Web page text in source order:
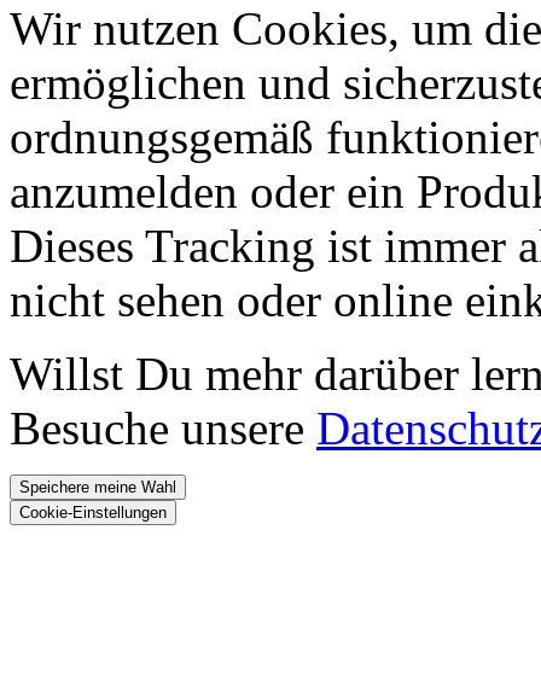
Wir nutzen Cookies, um
ermöglichen und
ordnungsgemäß
anzumelden oder ein
Dieses Tracking ist immer
nicht sehen oder online
Willst Du mehr darüber
Besuche unsere
Speichere meine Wahl
Cookie-Einstellungen